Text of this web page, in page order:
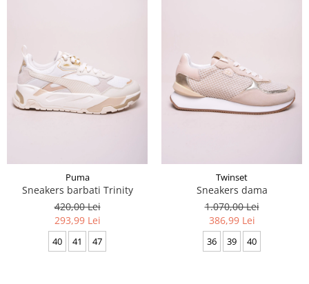
Puma
Sneakers barbati Trinity
420,00 Lei
293,99 Lei
40 41 47
Twinset
Sneakers dama
1.070,00 Lei
386,99 Lei
36 39 40